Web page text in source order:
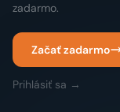
zadarmo.
Začať zadarmo
Prihlásiť sa →